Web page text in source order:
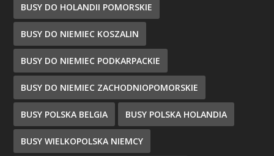
BUSY DO HOLANDII POMORSKIE
BUSY DO NIEMIEC KOSZALIN
BUSY DO NIEMIEC PODKARPACKIE
BUSY DO NIEMIEC ZACHODNIOPOMORSKIE
BUSY POLSKA BELGIA BUSY POLSKA HOLANDIA
BUSY WIELKOPOLSKA NIEMCY